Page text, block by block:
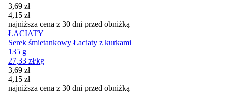
Cena promocyjna
3,69 zł
4,15 zł
najniższa cena z 30 dni przed obniżką
ŁACIATY
Serek śmietankowy Łaciaty z kurkami
135 g
27,33 zł/kg
Cena promocyjna
3,69 zł
4,15 zł
najniższa cena z 30 dni przed obniżką